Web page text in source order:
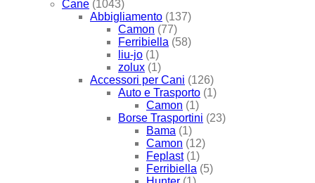
Cane (1043)
Abbigliamento (137)
Camon (77)
Ferribiella (58)
liu-jo (1)
zolux (1)
Accessori per Cani (126)
Auto e Trasporto (1)
Camon (1)
Borse Trasportini (23)
Bama (1)
Camon (12)
Feplast (1)
Ferribiella (5)